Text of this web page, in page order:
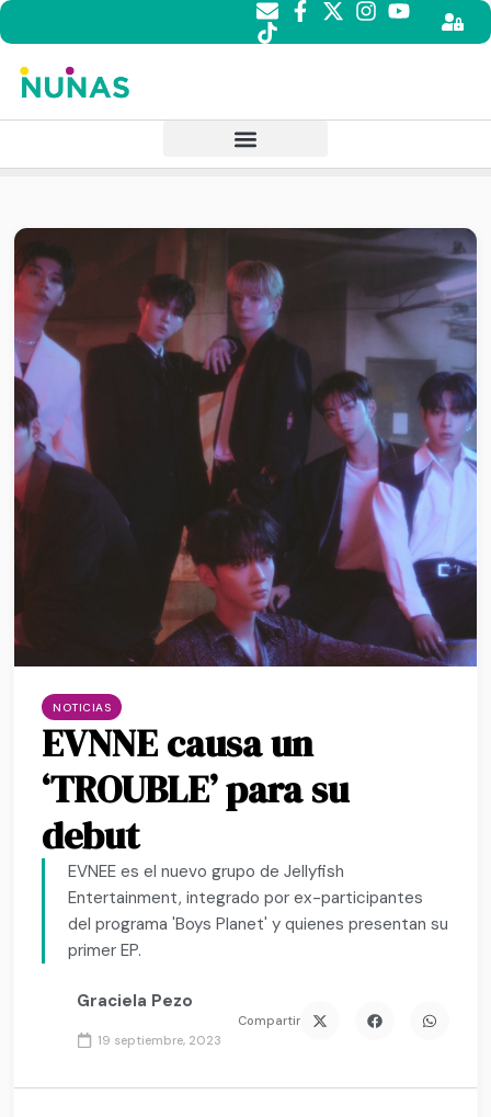
NOTICIAS
EVNNE causa un
‘TROUBLE’ para su
debut
EVNEE es el nuevo grupo de Jellyfish
Entertainment, integrado por ex-participantes
del programa 'Boys Planet' y quienes presentan su
primer EP.
Graciela Pezo
19 septiembre, 2023
Compartir